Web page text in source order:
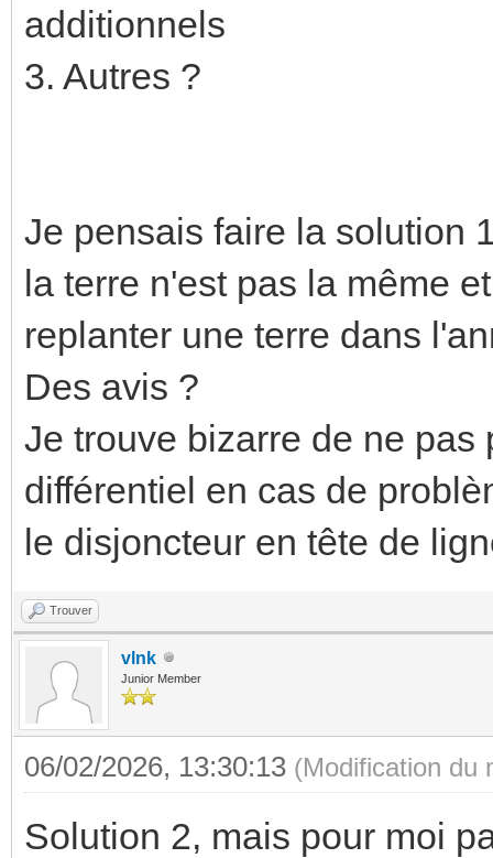
additionnels
3. Autres ?
Je pensais faire la solution
la terre n'est pas la même
replanter une terre dans
Des avis ?
Je trouve bizarre de ne
différentiel en cas de
le disjoncteur en tête de
Trouver
vlnk
Junior Member
06/02/2026, 13:30:13 (Modification du
Solution 2, mais pour moi